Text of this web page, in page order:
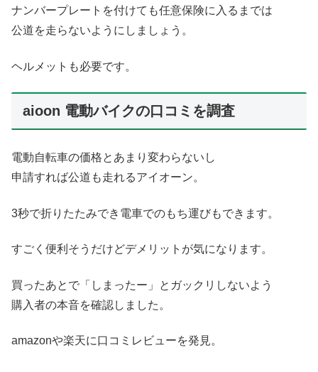
ナンバープレートを付けても任意保険に入るまでは
公道を走らないようにしましょう。
ヘルメットも必要です。
aioon 電動バイクの口コミを調査
電動自転車の価格とあまり変わらないし
申請すれば公道も走れるアイオーン。
3秒で折りたたみでき電車でのもち運びもできます。
すごく便利そうだけどデメリットが気になります。
買ったあとで「しまったー」とガックリしないよう
購入者の本音を確認しました。
amazonや楽天に口コミレビューを発見。